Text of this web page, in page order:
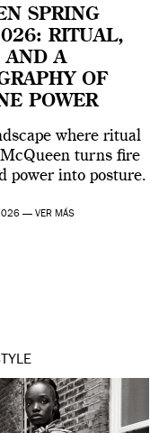
SPRING
RITUAL,
AND A
OF
POWER
where ritual
turns fire
power into posture.
—VER MÁS